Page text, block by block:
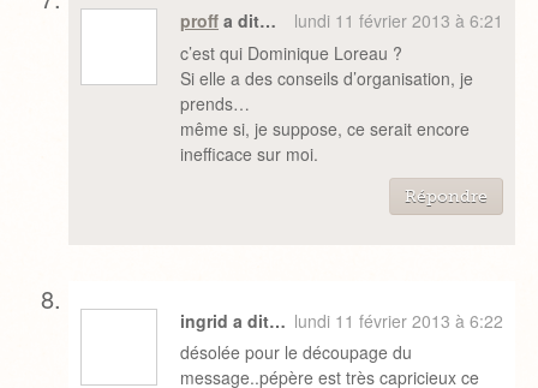
proffa dit…
lundi 11 février 2013 à 6:21
c’est qui Dominique Loreau ?
Si elle a des conseils d’organisation, je
prends…
même si, je suppose, ce serait encore
inefficace sur moi.
Répondre
ingrid a dit… lundi 11 février 2013 à 6:22
désolée pour le découpage du
message..pépère est très capricieux ce